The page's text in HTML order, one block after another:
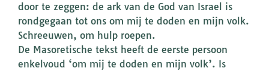
door te zeggen: de ark van de God van Israel is
rondgegaan tot ons om mij te doden en mijn volk.
Schreeuwen, om hulp roepen.
De Masoretische tekst heeft de eerste persoon
enkelvoud ‘om mij te doden en mijn volk’. Is